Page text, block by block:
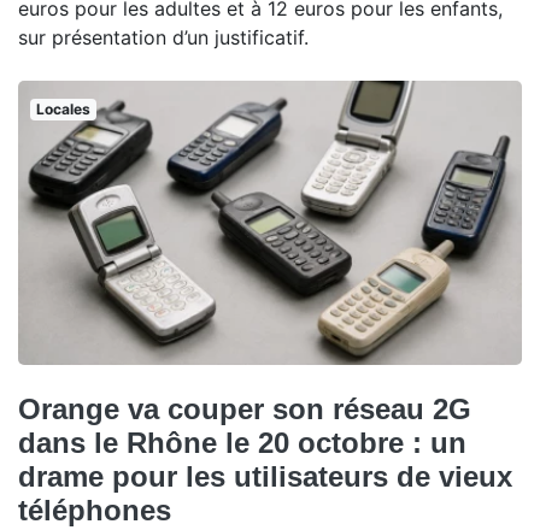
euros pour les adultes et à 12 euros pour les enfants,
sur présentation d’un justificatif.
Locales
Orange va couper son réseau 2G
dans le Rhône le 20 octobre : un
drame pour les utilisateurs de vieux
téléphones